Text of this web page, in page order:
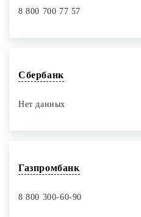
8 800 700 77 57
Сбербанк
Нет данных
Газпромбанк
8 800 300-60-90